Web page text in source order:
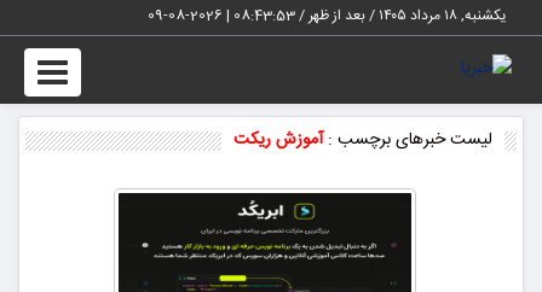
یکشنبه, ۱۸ مرداد ۱۴۰۵ / بعد از ظهر / 08:43:54
|
2026-08-09
Toggle
لیست خبرهای برچسب :آموزش ریکت